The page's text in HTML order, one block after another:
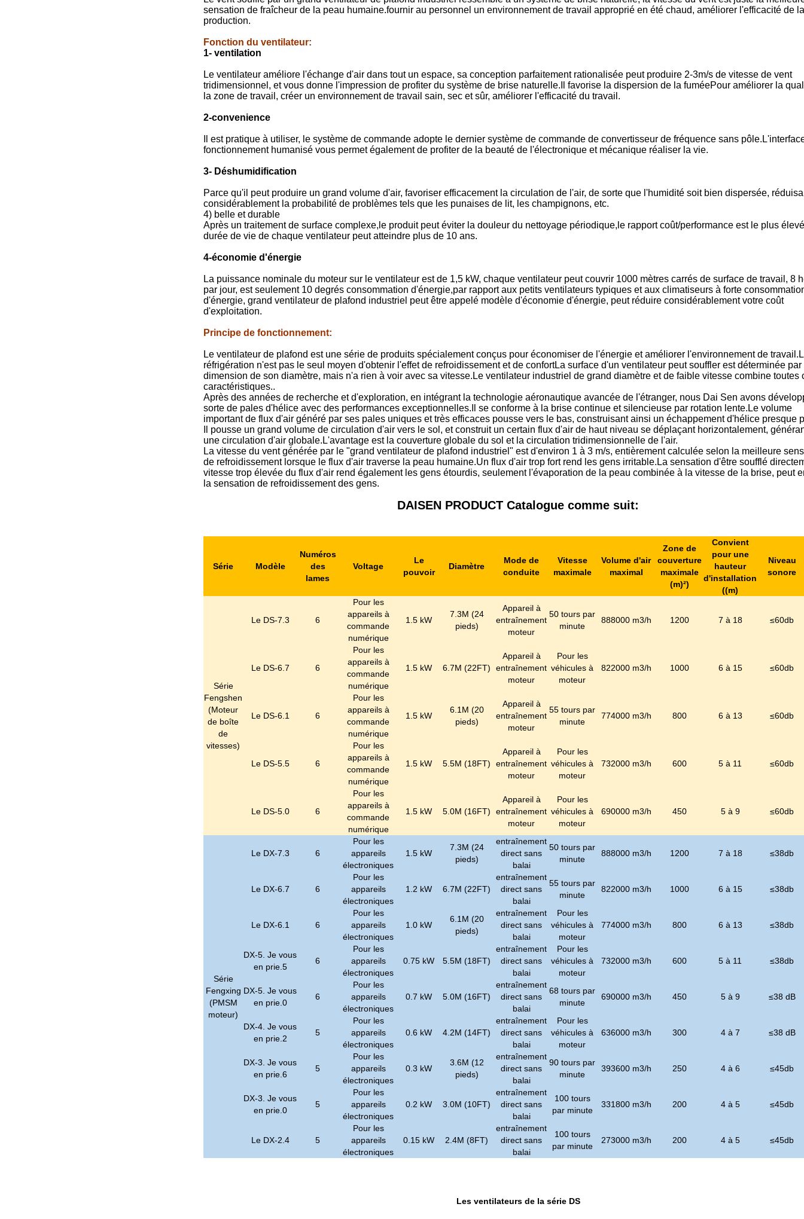
sensation de fraîcheur de la peau humaine.fournir au personnel un environnement de travail approprié en été chaud, améliorer l'efficacité de la
production.
Fonction du ventilateur:
1- ventilation
Le ventilateur améliore l'échange d'air dans tout un espace, sa conception parfaitement rationalisée peut produire 2-3m/s de vitesse de vent
tridimensionnel, et vous donne l'impression de profiter du système de brise naturelle.Il favorise la dispersion de la fuméePour améliorer la
la zone de travail, créer un environnement de travail sain, sec et sûr, améliorer l'efficacité du travail.
2-convenience
Il est pratique à utiliser, le système de commande adopte le dernier système de commande de convertisseur de fréquence sans
fonctionnement humanisé vous permet également de profiter de la beauté de l'électronique et mécanique réaliser la vie.
3- Déshumidification
Parce qu'il peut produire un grand volume d'air, favoriser efficacement la circulation de l'air, de sorte que l'humidité soit bien dispersée,
considérablement la probabilité de problèmes tels que les punaises de lit, les champignons, etc.
4) belle et durable
Après un traitement de surface complexe,le produit peut éviter la douleur du nettoyage périodique,le rapport coût/performance est le plus
durée de vie de chaque ventilateur peut atteindre plus de 10 ans.
4-économie d'énergie
La puissance nominale du moteur sur le ventilateur est de 1,5 kW, chaque ventilateur peut couvrir 1000 mètres carrés de surface de travail, 8
par jour, est seulement 10 degrés consommation d'énergie,par rapport aux petits ventilateurs typiques et aux climatiseurs à forte
d'énergie, grand ventilateur de plafond industriel peut être appelé modèle d'économie d'énergie, peut réduire considérablement votre coût
d'exploitation.
Principe de fonctionnement:
Le ventilateur de plafond est une série de produits spécialement conçus pour économiser de l'énergie et améliorer l'environnement de
réfrigération n'est pas le seul moyen d'obtenir l'effet de refroidissement et de confortLa surface d'un ventilateur peut souffler est déterminée par
dimension de son diamètre, mais n'a rien à voir avec sa vitesse.Le ventilateur industriel de grand diamètre et de faible vitesse combine toutes
caractéristiques..
Après des années de recherche et d'exploration, en intégrant la technologie aéronautique avancée de l'étranger, nous Dai Sen avons
sorte de pales d'hélice avec des performances exceptionnelles.Il se conforme à la brise continue et silencieuse par rotation lente.Le volume
important de flux d'air généré par ses pales uniques et très efficaces pousse vers le bas, construisant ainsi un échappement d'hélice presque
Il pousse un grand volume de circulation d'air vers le sol, et construit un certain flux d'air de haut niveau se déplaçant horizontalement,
une circulation d'air globale.L'avantage est la couverture globale du sol et la circulation tridimensionnelle de l'air.
La vitesse du vent générée par le "grand ventilateur de plafond industriel" est d'environ 1 à 3 m/s, entièrement calculée selon la meilleure
de refroidissement lorsque le flux d'air traverse la peau humaine.Un flux d'air trop fort rend les gens irritable.La sensation d'être soufflé
vitesse trop élevée du flux d'air rend également les gens étourdis, seulement l'évaporation de la peau combinée à la vitesse de la brise, peut
la sensation de refroidissement des gens.
DAISEN PRODUCT Catalogue comme suit:
Série Modèle
Numéros
des
lames
Voltage
Le
pouvoir
Diamètre
Mode de
conduite
Vitesse
maximale
Volume d'air
maximal
Zone de
couverture
maximale
(m)²)
Convient
pour une
hauteur
d'installation
((m)
Niveau
sonore
Série
Fengshen
(Moteur
de boîte
de
vitesses)
Le DS-7.3 6
Pour les
appareils à
commande
numérique
1.5 kW
7.3M (24
pieds)
Appareil à
entraînement
moteur
50 tours par
minute
888000 m3/h 1200 7 à 18 ≤60db
Le DS-6.7 6
Pour les
appareils à
commande
numérique
1.5 kW 6.7M (22FT)
Appareil à
entraînement
moteur
Pour les
véhicules à
moteur
822000 m3/h 1000 6 à 15 ≤60db
Le DS-6.1 6
Pour les
appareils à
commande
numérique
1.5 kW
6.1M (20
pieds)
Appareil à
entraînement
moteur
55 tours par
minute
774000 m3/h 800 6 à 13 ≤60db
Le DS-5.5 6
Pour les
appareils à
commande
numérique
1.5 kW 5.5M (18FT)
Appareil à
entraînement
moteur
Pour les
véhicules à
moteur
732000 m3/h 600 5 à 11 ≤60db
Le DS-5.0 6
Pour les
appareils à
commande
numérique
1.5 kW 5.0M (16FT)
Appareil à
entraînement
moteur
Pour les
véhicules à
moteur
690000 m3/h 450 5 à 9 ≤60db
Série
Fengxing
(PMSM
moteur)
Le DX-7.3 6
Pour les
appareils
électroniques
1.5 kW
7.3M (24
pieds)
entraînement
direct sans
balai
50 tours par
minute
888000 m3/h 1200 7 à 18 ≤38db
Le DX-6.7 6
Pour les
appareils
électroniques
1.2 kW 6.7M (22FT)
entraînement
direct sans
balai
55 tours par
minute
822000 m3/h 1000 6 à 15 ≤38db
Le DX-6.1 6
Pour les
appareils
électroniques
1.0 kW
6.1M (20
pieds)
entraînement
direct sans
balai
Pour les
véhicules à
moteur
774000 m3/h 800 6 à 13 ≤38db
DX-5. Je vous
en prie.5
6
Pour les
appareils
électroniques
0.75 kW 5.5M (18FT)
entraînement
direct sans
balai
Pour les
véhicules à
moteur
732000 m3/h 600 5 à 11 ≤38db
DX-5. Je vous
en prie.0
6
Pour les
appareils
électroniques
0.7 kW 5.0M (16FT)
entraînement
direct sans
balai
68 tours par
minute
690000 m3/h 450 5 à 9 ≤38 dB
DX-4. Je vous
en prie.2
5
Pour les
appareils
électroniques
0.6 kW 4.2M (14FT)
entraînement
direct sans
balai
Pour les
véhicules à
moteur
636000 m3/h 300 4 à 7 ≤38 dB
DX-3. Je vous
en prie.6
5
Pour les
appareils
électroniques
0.3 kW
3.6M (12
pieds)
entraînement
direct sans
balai
90 tours par
minute
393600 m3/h 250 4 à 6 ≤45db
DX-3. Je vous
en prie.0
5
Pour les
appareils
électroniques
0.2 kW 3.0M (10FT)
entraînement
direct sans
balai
100 tours
par minute
331800 m3/h 200 4 à 5 ≤45db
Le DX-2.4 5
Pour les
appareils
électroniques
0.15 kW 2.4M (8FT)
entraînement
direct sans
balai
100 tours
par minute
273000 m3/h 200 4 à 5 ≤45db
Les ventilateurs de la série DS